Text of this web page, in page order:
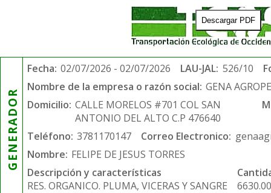
Descargar PDF
GENERADOR
Fecha: 02/07/2026 - 02/07/2026 LAU-JAL: 526/10
Nombre de la empresa o razón social: GENA
Domicilio: CALLE MORELOS #701 COL SAN
ANTONIO DEL ALTO C.P 476640
Teléfono: 3781170147 Correo Electronico:
Nombre: FELIPE DE JESUS TORRES
Descripción y características
RES. ORGANICO. PLUMA, VICERAS Y SANGRE
6630.00